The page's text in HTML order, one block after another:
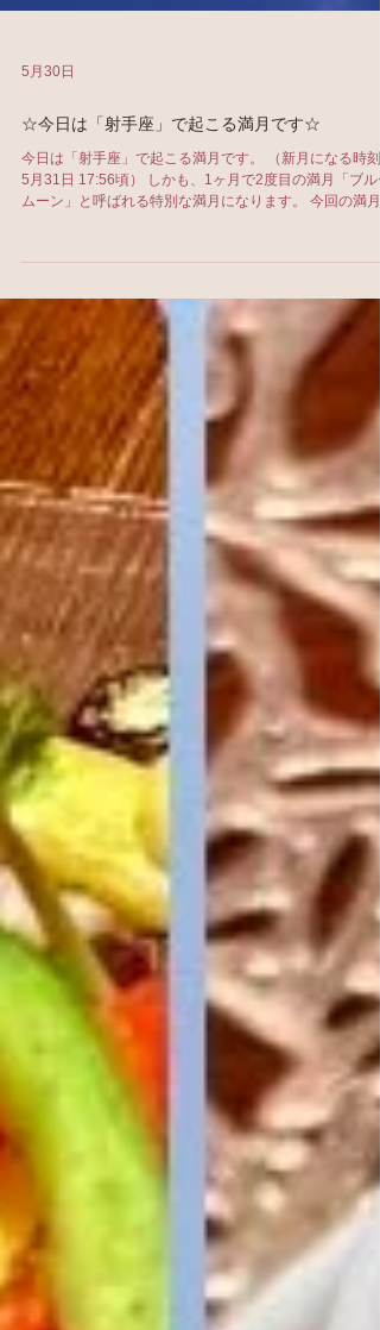
5月30日
☆今日は「射手座」で起こる満月です☆
今日は「射手座」で起こる満月です。 （新月になる時
キーワードはこちら↓ ＊可能性 ＊自信 ＊誇り ＊理想 ＊冒
を形に変えていける射手座の満月。 やりたいことは、誰
も遠慮せず、 どんどんチャレンジしていきましょう！ そ
先には、最高の景色が見られるかもしれませんよ^^